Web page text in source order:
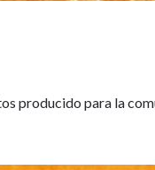
producido para la